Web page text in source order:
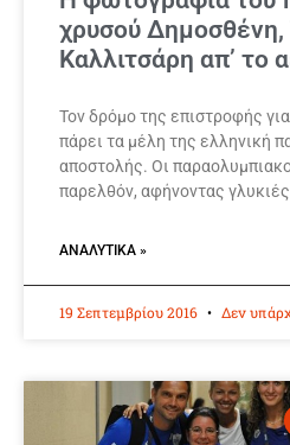
χρυσού
Καλλιτσάρη απ’ το
Τον δρόμο της επιστροφής
πάρει τα μέλη της ελληνική
αποστολής. Οι
παρελθόν, αφήνοντας
ΑΝΑΛΥΤΙΚΆ »
19 Σεπτεμβρίου 2016 Δεν